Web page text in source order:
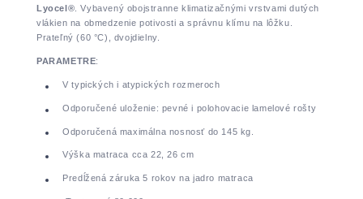
Lyocel® . Vybavený obojstranne klimatizačnými vrstvami dutých
vlákien na obmedzenie potivosti a správnu klímu na lôžku.
Prateľný (60 °C), dvojdielny.
PARAMETRE:
V typických i atypických rozmeroch
Odporučené uloženie: pevné i polohovacie lamelové rošty
Odporučená maximálna nosnosť do 145 kg.
Výška matraca cca 22, 26 cm
Predĺžená záruka 5 rokov na jadro matraca